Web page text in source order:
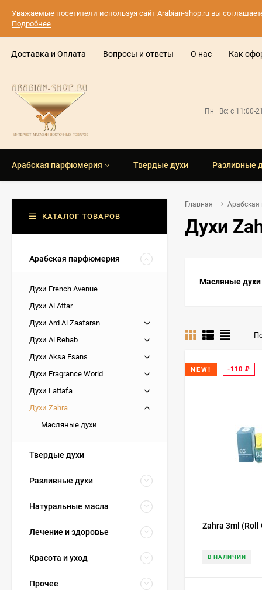
Уважаемые посетители используя сайт Arabian-shop.ru вы
Подробнее
Доставка и Оплата Вопросы и ответы О нас Как
Пн—Вс: с 11:00-
Арабская парфюмерия Твердые духи Разливные
Главная
Духи
Масляные духи
NEW! -110 ₽
Zahra 3ml (Roll
В НАЛИЧИИ
КАТАЛОГ ТОВАРОВ
Арабская парфюмерия
Духи French Avenue
Духи Al Attar
Духи Ard Al Zaafaran
Духи Al Rehab
Духи Aksa Esans
Духи Fragrance World
Духи Lattafa
Духи Zahra
Масляные духи
Твердые духи
Разливные духи
Натуральные масла
Лечение и здоровье
Красота и уход
Прочее